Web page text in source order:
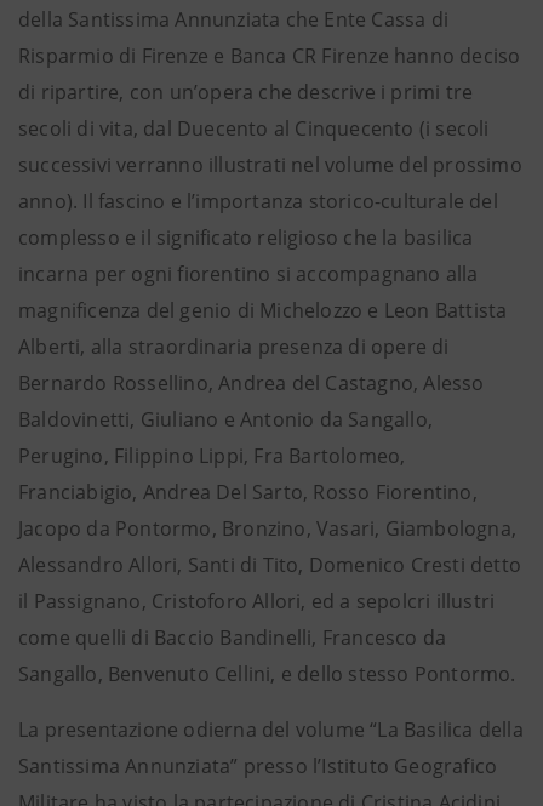
della Santissima Annunziata che Ente Cassa di
Risparmio di Firenze e Banca CR Firenze hanno deciso
di ripartire, con un’opera che descrive i primi tre
secoli di vita, dal Duecento al Cinquecento (i secoli
successivi verranno illustrati nel volume del prossimo
anno). Il fascino e l’importanza storico-culturale del
complesso e il significato religioso che la basilica
incarna per ogni fiorentino si accompagnano alla
magnificenza del genio di Michelozzo e Leon Battista
Alberti, alla straordinaria presenza di opere di
Bernardo Rossellino, Andrea del Castagno, Alesso
Baldovinetti, Giuliano e Antonio da Sangallo,
Perugino, Filippino Lippi, Fra Bartolomeo,
Franciabigio, Andrea Del Sarto, Rosso Fiorentino,
Jacopo da Pontormo, Bronzino, Vasari, Giambologna,
Alessandro Allori, Santi di Tito, Domenico Cresti detto
il Passignano, Cristoforo Allori, ed a sepolcri illustri
come quelli di Baccio Bandinelli, Francesco da
Sangallo, Benvenuto Cellini, e dello stesso Pontormo.
La presentazione odierna del volume “La Basilica della
Santissima Annunziata” presso l’Istituto Geografico